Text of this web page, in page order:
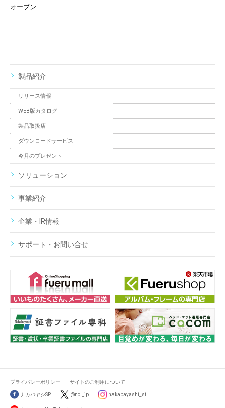
オープン
製品紹介
リリース情報
WEB版カタログ
製品取扱店
ダウンロードサービス
今月のプレゼント
ソリューション
事業紹介
企業・IR情報
サポート・お問い合せ
プライバシーポリシー サイトのご利用について
ナカバヤシSP @ncl_jp nakabayashi_st